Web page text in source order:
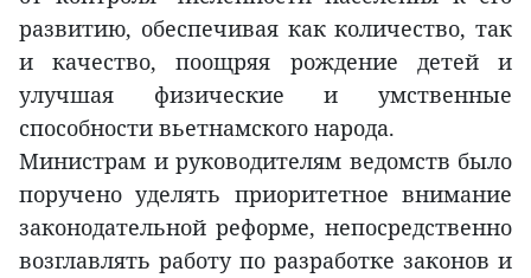
развитию, обеспечивая как количество, так
и качество, поощряя рождение детей и
улучшая физические и умственные
способности вьетнамского народа.
Министрам и руководителям ведомств было
поручено уделять приоритетное внимание
законодательной реформе, непосредственно
возглавлять работу по разработке законов и